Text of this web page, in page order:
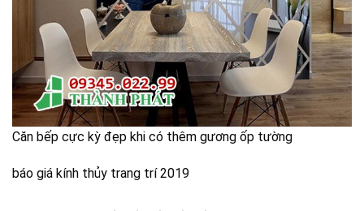
Căn bếp cực kỳ đẹp khi có thêm gương ốp tường
báo giá kính thủy trang trí 2019